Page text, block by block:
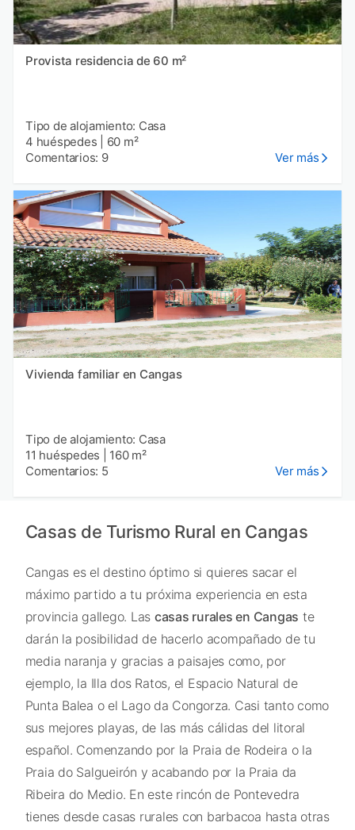
Provista residencia de 60 m²
Tipo de alojamiento: Casa
4 huéspedes
60 m²
Comentarios: 9
Ver más
Vivienda familiar en Cangas
Tipo de alojamiento: Casa
11 huéspedes
160 m²
Comentarios: 5
Ver más
Casas de Turismo Rural en Cangas
Cangas es el destino óptimo si quieres sacar el
máximo partido a tu próxima experiencia en esta
provincia gallego. Las casas rurales en Cangas te
darán la posibilidad de hacerlo acompañado de tu
media naranja y gracias a paisajes como, por
ejemplo, la Illa dos Ratos, el Espacio Natural de
Punta Balea o el Lago da Congorza. Casi tanto como
sus mejores playas, de las más cálidas del litoral
español. Comenzando por la Praia de Rodeira o la
Praia do Salgueirón y acabando por la Praia da
Ribeira do Medio. En este rincón de Pontevedra
tienes desde casas rurales con barbacoa hasta otras